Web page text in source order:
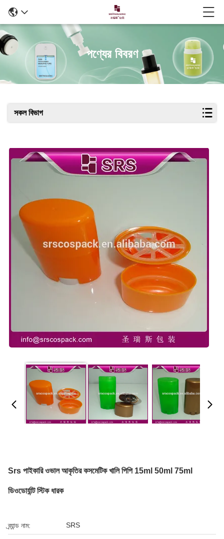
পণ্যের বিবরণ
সকল বিভাগ
Srs পাইকারি ওভাল আকৃতির কসমেটিক খালি পিপি 15ml 50ml 75ml
ডিওডোর্যান্ট স্টিক ধারক
ব্র্যান্ড নাম: SRS